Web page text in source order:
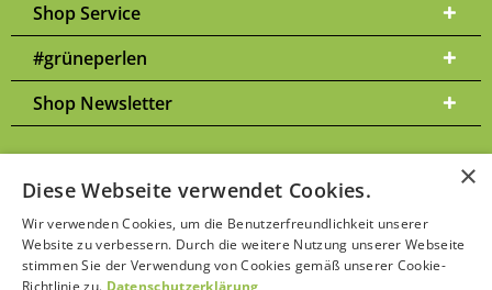
Shop Service
#grüneperlen
Shop Newsletter
* Alle Preise inkl. gesetzl. Mehrwertsteuer zzgl. Versandkosten
ggf. Nachnahmegebühren, wenn nicht anders beschrieben | Bitte
beachten Sie unsereDatenschutzerklärung
×
Diese Webseite verwendet Cookies.
Wir verwenden Cookies, um die Benutzerfreundlichkeit unserer
Website zu verbessern. Durch die weitere Nutzung unserer Webseite
stimmen Sie der Verwendung von Cookies gemäß unserer Cookie-
Richtlinie zu. Datenschutzerklärung